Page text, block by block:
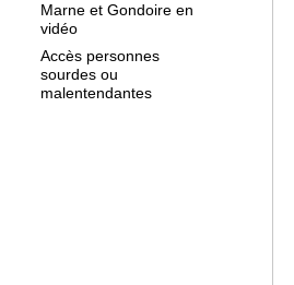
Marne et Gondoire en
vidéo
Accès personnes
sourdes ou
malentendantes